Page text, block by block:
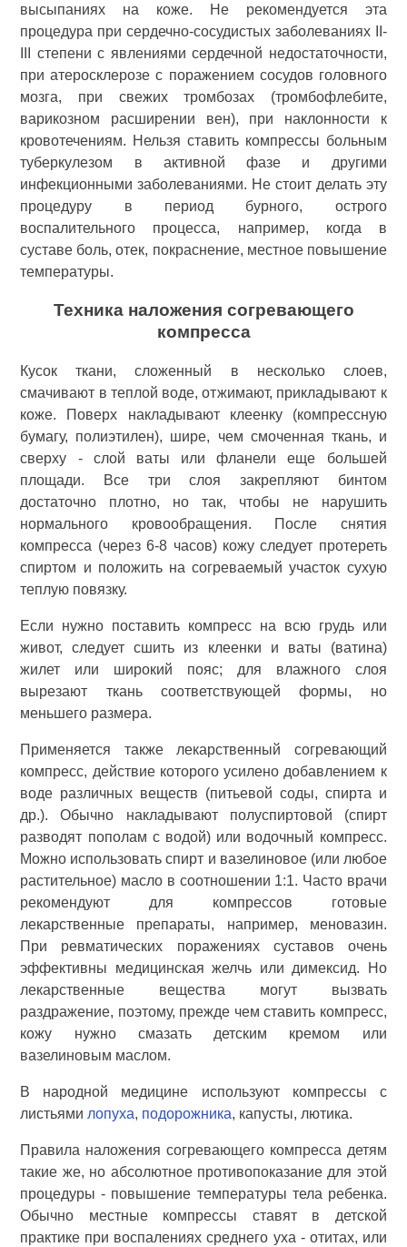
высыпаниях на коже. Не рекомендуется эта
процедура при сердечно-сосудистых заболеваниях II-
III степени с явлениями сердечной недостаточности,
при атеросклерозе с поражением сосудов головного
мозга, при свежих тромбозах (тромбофлебите,
варикозном расширении вен), при наклонности к
кровотечениям. Нельзя ставить компрессы больным
туберкулезом в активной фазе и другими
инфекционными заболеваниями. Не стоит делать эту
процедуру в период бурного, острого
воспалительного процесса, например, когда в
суставе боль, отек, покраснение, местное повышение
температуры.
Техника наложения согревающего
компресса
Кусок ткани, сложенный в несколько слоев,
смачивают в теплой воде, отжимают, прикладывают к
коже. Поверх накладывают клеенку (компрессную
бумагу, полиэтилен), шире, чем смоченная ткань, и
сверху - слой ваты или фланели еще большей
площади. Все три слоя закрепляют бинтом
достаточно плотно, но так, чтобы не нарушить
нормального кровообращения. После снятия
компресса (через 6-8 часов) кожу следует протереть
спиртом и положить на согреваемый участок сухую
теплую повязку.
Если нужно поставить компресс на всю грудь или
живот, следует сшить из клеенки и ваты (ватина)
жилет или широкий пояс; для влажного слоя
вырезают ткань соответствующей формы, но
меньшего размера.
Применяется также лекарственный согревающий
компресс, действие которого усилено добавлением к
воде различных веществ (питьевой соды, спирта и
др.). Обычно накладывают полуспиртовой (спирт
разводят пополам с водой) или водочный компресс.
Можно использовать спирт и вазелиновое (или любое
растительное) масло в соотношении 1:1. Часто врачи
рекомендуют для компрессов готовые
лекарственные препараты, например, меновазин.
При ревматических поражениях суставов очень
эффективны медицинская желчь или димексид. Но
лекарственные вещества могут вызвать
раздражение, поэтому, прежде чем ставить компресс,
кожу нужно смазать детским кремом или
вазелиновым маслом.
В народной медицине используют компрессы с
листьями лопуха, подорожника, капусты, лютика.
Правила наложения согревающего компресса детям
такие же, но абсолютное противопоказание для этой
процедуры - повышение температуры тела ребенка.
Обычно местные компрессы ставят в детской
практике при воспалениях среднего уха - отитах, или